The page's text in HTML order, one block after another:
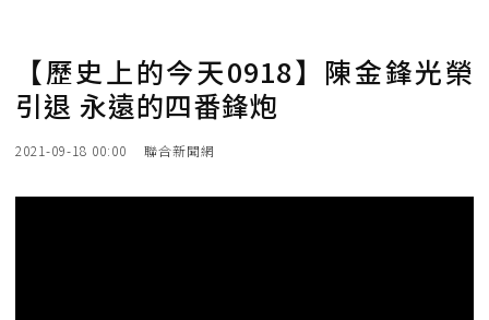
【歷史上的今天0918】陳金鋒光榮
引退 永遠的四番鋒炮
2021-09-18 00:00 聯合新聞網